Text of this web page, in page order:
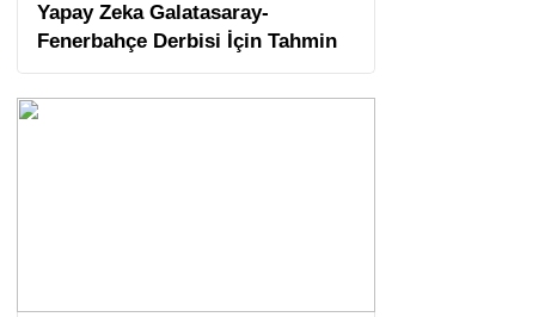
Yapay Zeka Galatasaray-
Fenerbahçe Derbisi İçin Tahmin